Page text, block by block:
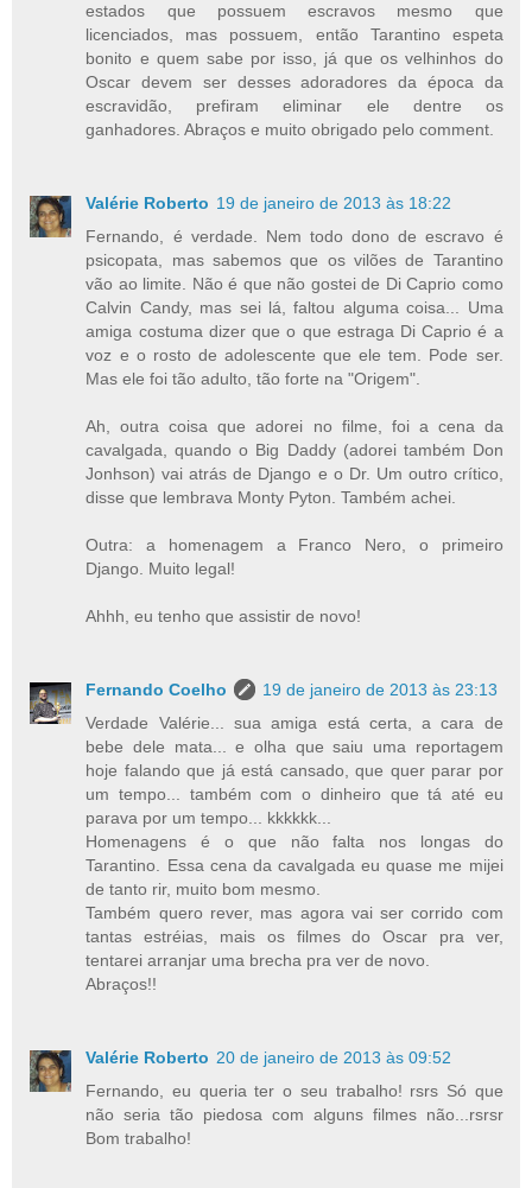
estados que possuem escravos mesmo que
licenciados, mas possuem, então Tarantino espeta
bonito e quem sabe por isso, já que os velhinhos do
Oscar devem ser desses adoradores da época da
escravidão, prefiram eliminar ele dentre os
ganhadores. Abraços e muito obrigado pelo comment.
Valérie Roberto 19 de janeiro de 2013 às 18:22
Fernando, é verdade. Nem todo dono de escravo é
psicopata, mas sabemos que os vilões de Tarantino
vão ao limite. Não é que não gostei de Di Caprio como
Calvin Candy, mas sei lá, faltou alguma coisa... Uma
amiga costuma dizer que o que estraga Di Caprio é a
voz e o rosto de adolescente que ele tem. Pode ser.
Mas ele foi tão adulto, tão forte na "Origem".
Ah, outra coisa que adorei no filme, foi a cena da
cavalgada, quando o Big Daddy (adorei também Don
Jonhson) vai atrás de Django e o Dr. Um outro crítico,
disse que lembrava Monty Pyton. Também achei.
Outra: a homenagem a Franco Nero, o primeiro
Django. Muito legal!
Ahhh, eu tenho que assistir de novo!
Fernando Coelho
19 de janeiro de 2013 às 23:13
Verdade Valérie... sua amiga está certa, a cara de
bebe dele mata... e olha que saiu uma reportagem
hoje falando que já está cansado, que quer parar por
um tempo... também com o dinheiro que tá até eu
parava por um tempo... kkkkkk...
Homenagens é o que não falta nos longas do
Tarantino. Essa cena da cavalgada eu quase me mijei
de tanto rir, muito bom mesmo.
Também quero rever, mas agora vai ser corrido com
tantas estréias, mais os filmes do Oscar pra ver,
tentarei arranjar uma brecha pra ver de novo.
Abraços!!
Valérie Roberto 20 de janeiro de 2013 às 09:52
Fernando, eu queria ter o seu trabalho! rsrs Só que
não seria tão piedosa com alguns filmes não...rsrsr
Bom trabalho!